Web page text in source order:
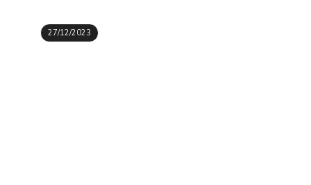
27/12/2023